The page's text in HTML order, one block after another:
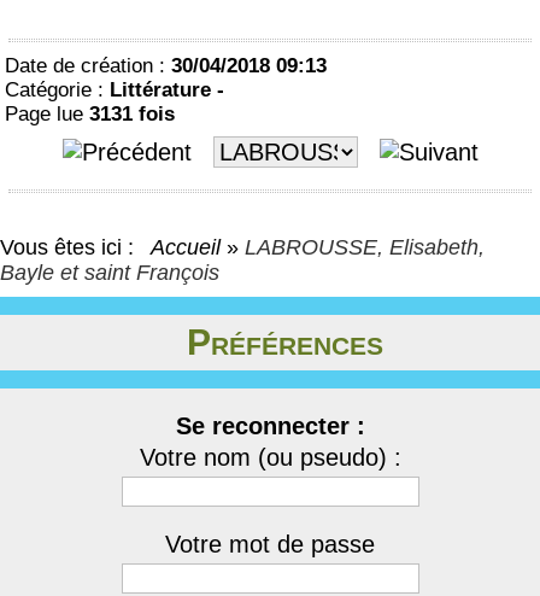
Date de création : 30/04/2018 09:13
Catégorie : Littérature -
Page lue 3131 fois
Vous êtes ici : Accueil » LABROUSSE, Elisabeth,
Bayle et saint François
Préférences
Se reconnecter :
Votre nom (ou pseudo) :
Votre mot de passe